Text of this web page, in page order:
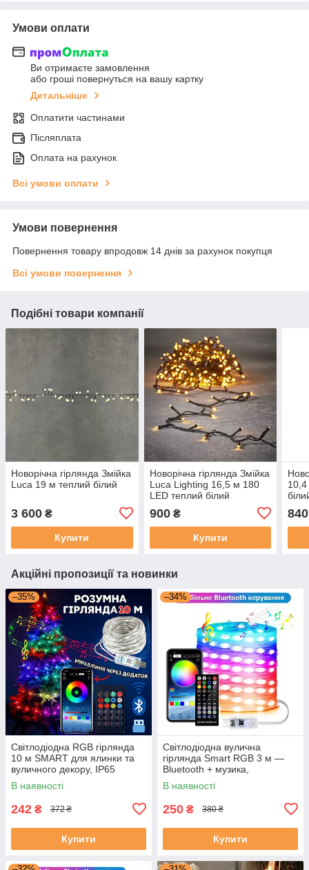
Умови оплати
Ви отримаєте замовлення
або гроші повернуться на вашу картку
Детальніше
Оплатити частинами
Післяплата
Оплата на рахунок
Всі умови оплати
Умови повернення
Повернення товару впродовж 14 днів за рахунок покупця
Всі умови повернення
Подібні товари компанії
Новорічна гірлянда Змійка
Luca 19 м теплий білий
3 600 ₴
Купити
Новорічна гірлянда Змійка
Luca Lighting 16,5 м 180
LED теплий білий
900₴
Купити
10,4
840
Акційні пропозиції та новинки
–35%
Світлодіодна RGB гірлянда
10 м SMART для ялинки та
вуличного декору, IP65
В наявності
242 ₴ 372 ₴
Купити
–34%
Світлодіодна вулична
гірлянда Smart RGB 3 м —
Bluetooth + музика,
водостійка IP65
В наявності
250 ₴ 380 ₴
Купити